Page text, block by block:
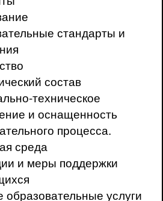
стандарты и
состав
техническое
и оснащенность
процесса.
среда
и меры поддержки
услуги